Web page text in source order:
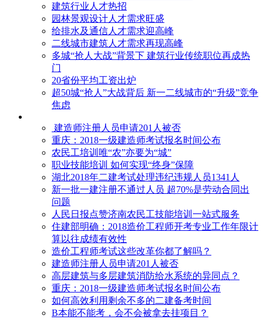
建筑行业人才热招
园林景观设计人才需求旺盛
给排水及通信人才需求迎高峰
二线城市建筑人才需求再现高峰
多城“抢人大战”背景下 建筑行业传统职位再成热
门
20省份平均工资出炉
超50城“抢人”大战背后 新一二线城市的“升级”竞争
焦虑
建造师注册人员申请201人被否
​重庆：2018一级建造师考试报名时间公布
农民工培训唯“农”亦要为“城”
职业技能培训 如何实现“终身”保障
湖北2018年二建考试处理违纪违规人员1341人
新一批一建注册不通过人员 超70%是劳动合同出
问题
人民日报点赞济南农民工技能培训一站式服务
住建部明确：2018造价工程师开考专业工作年限计
算以往成绩有效性
造价工程师考试这些改革你都了解吗？
建造师注册人员申请201人被否
高层建筑与多层建筑消防给水系统的异同点？
​重庆：2018一级建造师考试报名时间公布
如何高效利用剩余不多的二建备考时间
B本能不能考，会不会被拿去挂项目？